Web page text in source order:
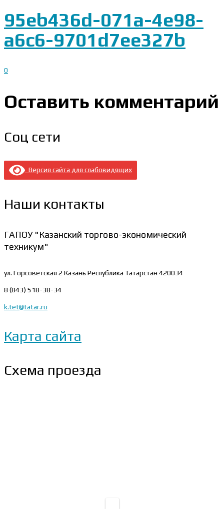
95eb436d-071a-4e98-
a6c6-9701d7ee327b
0
Оставить комментарий
Соц сети
Версия сайта для слабовидящих
Наши контакты
ГАПОУ "Казанский торгово-экономический
техникум"
ул. Горсоветская 2 Казань Республика Татарстан 420034
8 (843) 518-38-34
k.tet@tatar.ru
Карта сайта
Схема проезда